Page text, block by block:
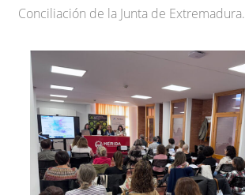
Conciliación de la Junta de Extremadura.